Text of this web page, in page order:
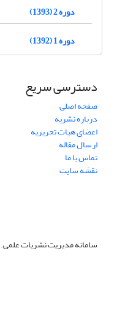
دوره 2 (1393)
دوره 1 (1392)
دسترسی سریع
صفحه اصلی
درباره نشریه
اعضای هیات تحریریه
ارسال مقاله
تماس با ما
نقشه سایت
سامانه مدیریت نشریات علمی.